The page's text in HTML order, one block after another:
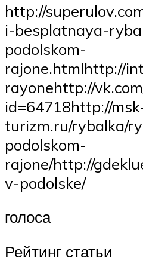
http://
i-besplatnaya-
podolskom-
rajone.htmlhttp://
rayonehttp://
id=64718http://
turizm.ru/rybalka/
podolskom-
rajone/http://
v-podolske/
голоса
Рейтинг статьи